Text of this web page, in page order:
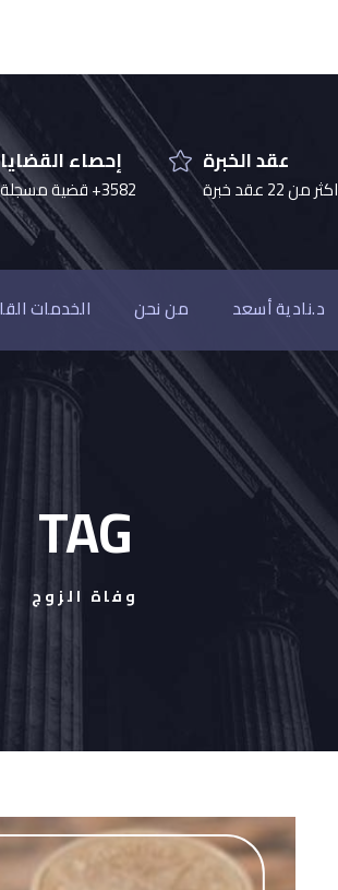
إحصاء القضايا
3582+ قضية مسجلة
عقد الخبرة
اكثر من 22 عقد خبرة
د.نادية أسعد من نحن الخدمات
TAG
وفاة الزوج